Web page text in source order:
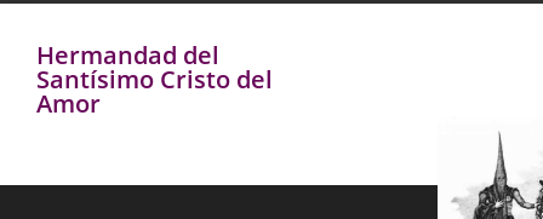
Hermandad del
Santísimo Cristo del
Amor